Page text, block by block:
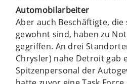
Automobilarbeiter
Aber auch Beschäftigte,
gewohnt sind, haben zu
gegriffen. An drei
Chrysler) nahe Detroit gab
Spitzenpersonal der